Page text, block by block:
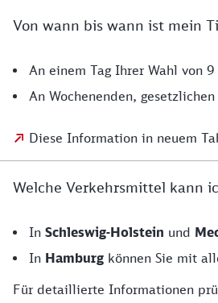
Von wann bis wann ist mein
An einem Tag Ihrer Wahl von
An Wochenenden,
Diese Information in neuem
Welche Verkehrsmittel kann
In Schleswig-Holstein und
In Hamburg können Sie mit
Für detaillierte Informationen